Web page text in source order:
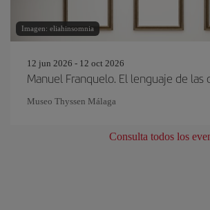
Imagen: eliahinsomnia
12 jun 2026 - 12 oct 2026
Manuel Franquelo. El lenguaje de las
Museo Thyssen Málaga
Consulta todos los